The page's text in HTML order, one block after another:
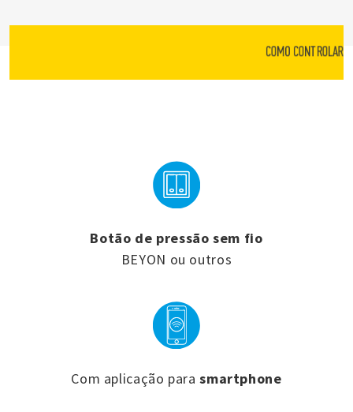
COMO CONTROLAR
Botão de pressão sem fio
BEYON ou outros
Com aplicação parasmartphone